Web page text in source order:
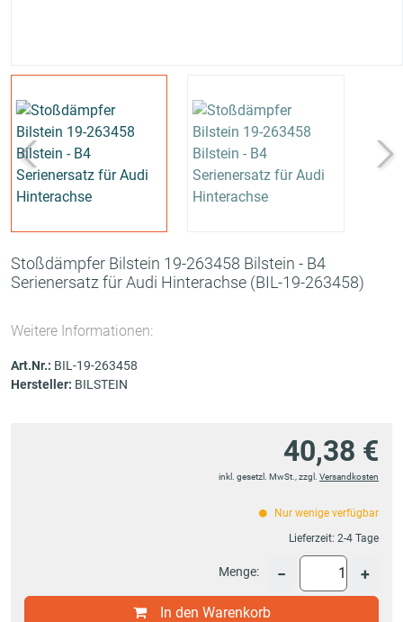
Stoßdämpfer Bilstein 19-263458 Bilstein - B4
Serienersatz für Audi Hinterachse (BIL-19-263458)
Weitere Informationen:
Art.Nr.: BIL-19-263458
Hersteller: BILSTEIN
40,38 €
inkl. gesetzl. MwSt., zzgl. Versandkosten
Nur wenige verfügbar
Lieferzeit: 2-4 Tage
Menge: − +
In den Warenkorb